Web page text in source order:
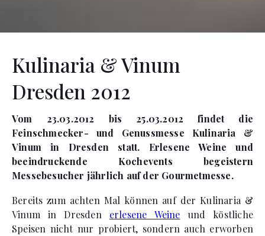
Kulinaria & Vinum
Dresden 2012
Vom 23.03.2012 bis 25.03.2012 findet die
Feinschmecker- und Genussmesse Kulinaria &
Vinum in Dresden statt. Erlesene Weine und
beeindruckende Kochevents begeistern
Messebesucher jährlich auf der Gourmetmesse.
Bereits zum achten Mal können auf der Kulinaria &
Vinum in Dresden erlesene Weine und köstliche
Speisen nicht nur probiert, sondern auch erworben